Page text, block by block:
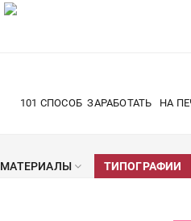
101 СПОСОБ ЗАРАБОТАТЬ НА
МАТЕРИАЛЫ ТИПОГРАФИИ